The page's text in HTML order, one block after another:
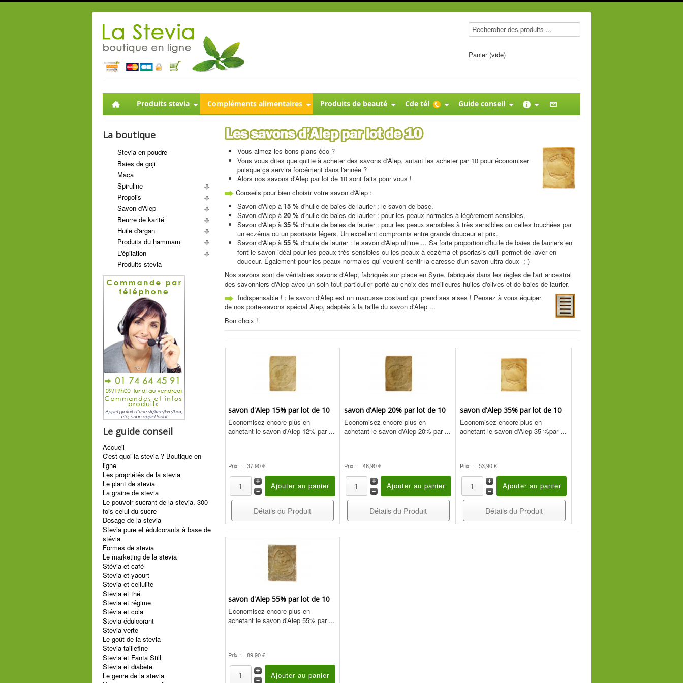
Panier (vide)
Produits stevia Compléments alimentaires Produits de beauté Cde tél Guide conseil
La boutique
Stevia en poudre
Baies de goji
Maca
Spiruline
Propolis
Savon d'Alep
Beurre de karité
Huile d'argan
Produits du hammam
L'épilation
Produits stevia
Le guide conseil
Accueil
C'est quoi la stevia ? Boutique en
ligne
Les propriétés de la stevia
Le plant de stevia
La graine de stevia
Le pouvoir sucrant de la stevia, 300
fois celui du sucre
Dosage de la stevia
Stevia pure et édulcorants à base de
stévia
Formes de stevia
Le marketing de la stevia
Stévia et café
Stevia et yaourt
Stevia et cellulite
Stevia et thé
Stevia et régime
Stévia et cola
Stevia édulcorant
Stevia verte
Le goût de la stevia
Stevia taillefine
Stevia et Fanta Still
Stevia et diabete
Le genre de la stevia
Vous aimez les bons plans éco ?
Vous vous dites que quitte à acheter des savons d'Alep, autant les acheter par 10 pour économiser
puisque ça servira forcément dans l'année ?
Alors nos savons d'Alep par lot de 10 sont faits pour vous !
Conseils pour bien choisir votre savon d'Alep :
Savon d'Alep à 15 % d'huile de baies de laurier : le savon de base.
Savon d'Alep à 20 % d'huile de baies de laurier : pour les peaux normales à légèrement sensibles.
Savon d'Alep à 35 % d'huile de baies de laurier : pour les peaux sensibles à très sensibles ou celles touchées par
un eczéma ou un psoriasis légers. Un excellent compromis entre grande douceur et prix.
Savon d'Alep à 55 % d'huile de laurier : le savon d'Alep ultime ... Sa forte proportion d'huile de baies de lauriers en
font le savon idéal pour les peaux très sensibles ou les peaux à eczéma et psoriasis qu'il permet de laver en
douceur. Également pour les peaux normales qui veulent sentir la caresse d'un savon ultra doux ;-)
Nos savons sont de véritables savons d'Alep, fabriqués sur place en Syrie, fabriqués dans les règles de l'art ancestral
des savonniers d'Alep avec un soin tout particulier porté au choix des meilleures huiles d'olives et de baies de laurier.
Indispensable ! : le savon d'Alep est un maousse costaud qui prend ses aises ! Pensez à vous équiper
de nos porte-savons spécial Alep, adaptés à la taille du savon d'Alep ...
Bon choix !
savon d'Alep 15% par lot de 10
Economisez encore plus en
achetant le savon d'Alep 12% par ...
Prix : 37,90 €
Détails du Produit
savon d'Alep 20% par lot de 10
Economisez encore plus en
achetant le savon d'Alep 20% par ...
Prix : 46,90 €
Détails du Produit
savon d'Alep 35% par lot de 10
Economisez encore plus en
achetant le savon d'Alep 35 %par ...
Prix : 53,90 €
Détails du Produit
savon d'Alep 55% par lot de 10
Economisez encore plus en
achetant le savon d'Alep 55% par ...
Prix : 89,90 €